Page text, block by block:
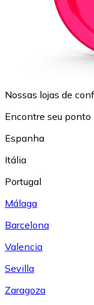
Nossas lojas de
Encontre seu
Espanha
Itália
Portugal
Málaga
Barcelona
Valencia
Sevilla
Zaragoza